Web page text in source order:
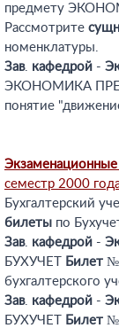
предмету
Рассмотрите
номенклатуры.
Зав. кафедрой -
ЭКОНОМИКА
понятие
Экзаменационные
семестр 2000
Бухгалтерский
билеты по
Зав. кафедрой -
БУХУЧЕТ
Билет №
бухгалтерского
Зав. кафедрой -
БУХУЧЕТ
Билет №